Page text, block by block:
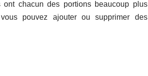
chacun des portions beaucoup plus
pouvez ajouter ou supprimer des